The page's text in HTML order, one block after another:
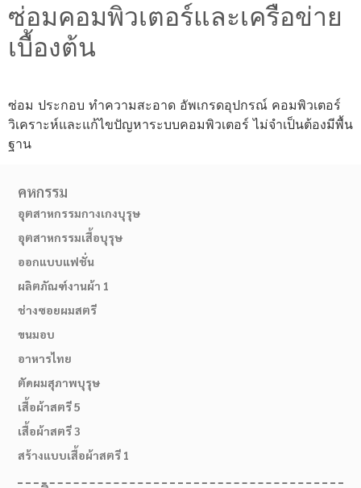
ซ่อมคอมพิวเตอร์และเครือข่าย
เบื้องต้น
ซ่อม ประกอบ ทำความสะอาด อัพเกรดอุปกรณ์ คอมพิวเตอร์
วิเคราะห์และแก้ไขปัญหาระบบคอมพิวเตอร์ ไม่จำเป็นต้องมีพื้น
ฐาน
คหกรรม
อุตสาหกรรมกางเกงบุรุษ
อุตสาหกรรมเสื้อบุรุษ
ออกแบบแฟชั่น
ผลิตภัณฑ์งานผ้า 1
ช่างซอยผมสตรี
ขนมอบ
อาหารไทย
ตัดผมสุภาพบุรุษ
เสื้อผ้าสตรี 5
เสื้อผ้าสตรี 3
สร้างแบบเสื้อผ้าสตรี 1